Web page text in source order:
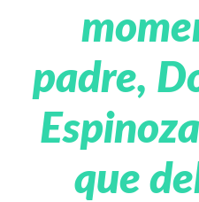
padre,
que